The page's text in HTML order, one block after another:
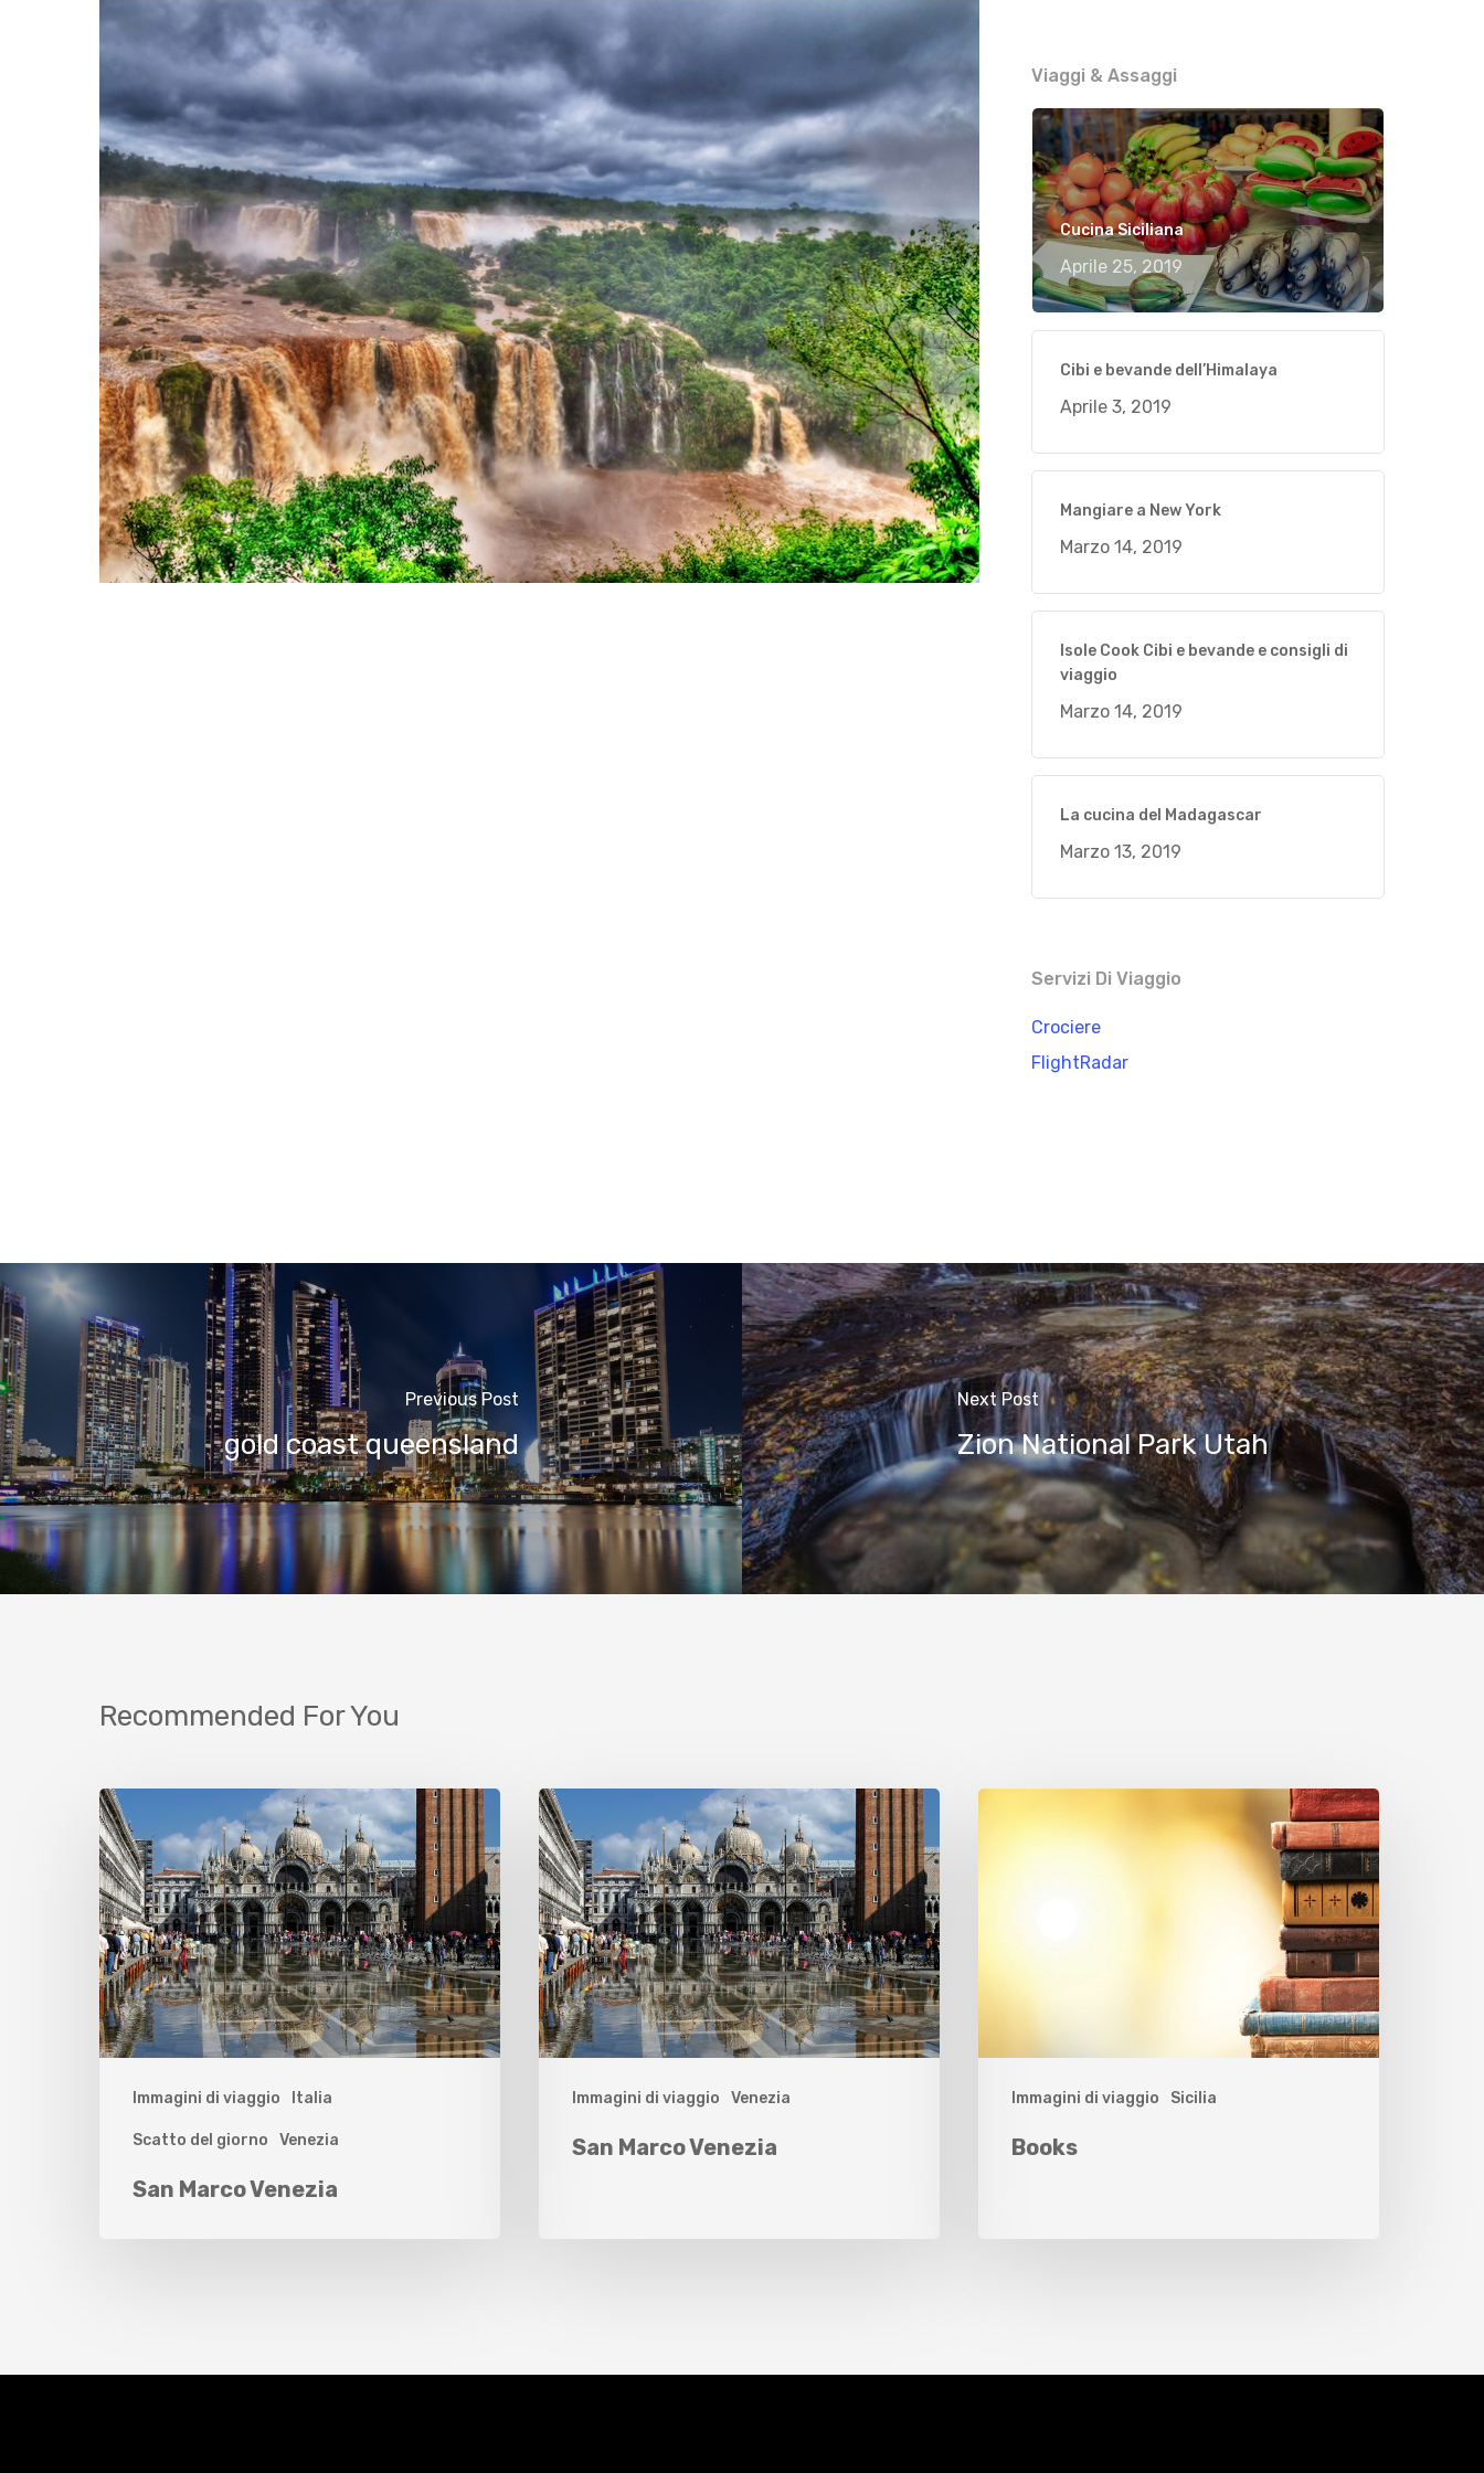
Hit enter to search or ESC to close
Viaggi & Assaggi
Cucina Siciliana
Aprile 25, 2019
Cibi e bevande dell’Himalaya
Aprile 3, 2019
Mangiare a New York
Marzo 14, 2019
Isole Cook Cibi e bevande e consigli di
viaggio
Marzo 14, 2019
La cucina del Madagascar
Marzo 13, 2019
Servizi Di Viaggio
Crociere
FlightRadar
Previous Post
gold coast queensland
Next Post
Zion National Park Utah
Recommended For You
Immagini di viaggio Italia
Scatto del giorno Venezia
San Marco Venezia
Immagini di viaggio Venezia
San Marco Venezia
Immagini di viaggio Sicilia
Books